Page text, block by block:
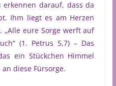
darauf, dass da
Ihm liegt es am Herzen
„Alle eure Sorge werft auf
(1. Petrus 5,7) – Das
ein Stückchen Himmel
diese Fürsorge.